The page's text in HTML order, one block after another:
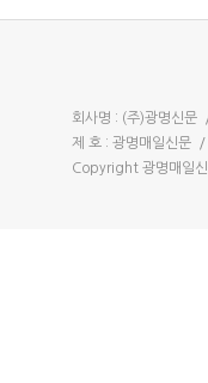
회사명 : (주)광명신
제 호 : 광명매일신문
Copyright 광명매일